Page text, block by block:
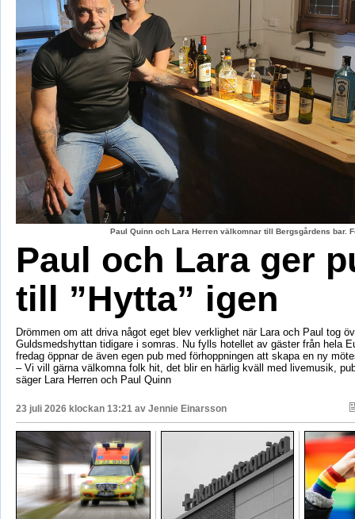
Paul Quinn och Lara Herren välkomnar till Bergsgårdens bar.
Paul och Lara ger
till ”Hytta” igen
Drömmen om att driva något eget blev verklighet när Lara och Paul tog
Guldsmedshyttan tidigare i somras. Nu fylls hotellet av gäster från hela
fredag öppnar de även egen pub med förhoppningen att skapa en ny
– Vi vill gärna välkomna folk hit, det blir en härlig kväll med livemusik,
säger Lara Herren och Paul Quinn
23 juli 2026 klockan 13:21 av Jennie Einarsson